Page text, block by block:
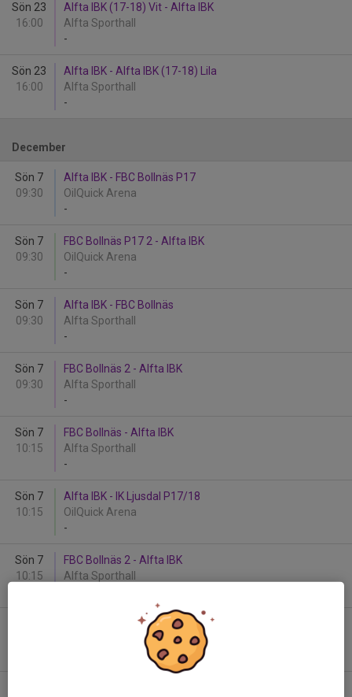
Sön 23
16:00
Alfta IBK (17-18) Vit - Alfta IBK
Alfta Sporthall
-
Sön 23
16:00
Alfta IBK - Alfta IBK (17-18) Lila
Alfta Sporthall
-
December
Sön 7
09:30
Alfta IBK - FBC Bollnäs P17
OilQuick Arena
-
Sön 7
09:30
FBC Bollnäs P17 2 - Alfta IBK
OilQuick Arena
-
Sön 7
09:30
Alfta IBK - FBC Bollnäs
Alfta Sporthall
-
Sön 7
09:30
FBC Bollnäs 2 - Alfta IBK
Alfta Sporthall
-
Sön 7
10:15
FBC Bollnäs - Alfta IBK
Alfta Sporthall
-
Sön 7
10:15
Alfta IBK - IK Ljusdal P17/18
OilQuick Arena
-
Sön 7
10:15
FBC Bollnäs 2 - Alfta IBK
Alfta Sporthall
IBK Hudik P/F 17 lag 1 - Alfta IBK